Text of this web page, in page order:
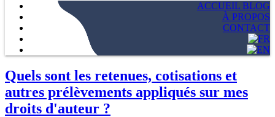
ACCUEIL BLOG
À PROPOS
CONTACT
Quels sont les retenues, cotisations et
autres prélèvements appliqués sur mes
droits d'auteur ?